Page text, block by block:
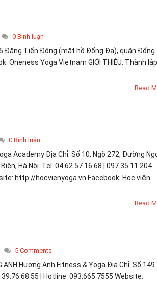
0 Bình luận
Đặng Tiến Đông (mặt hồ Đống Đa), quận Đống
Oneness Yoga Vietnam GIỚI THIỆU: Thành lập
Read
0 Bình luận
Academy Địa Chỉ: Số 10, Ngõ 272, Đường
Hà Nội. Tel: 04.62.57.16.68 | 097.35.11.204
http://hocvienyoga.vn Facebook: Học viện
Read
5 Comments
ANH Hương Anh Fitness & Yoga Địa Chỉ: Số 149
| Hotline: 093.665.7555 Website: